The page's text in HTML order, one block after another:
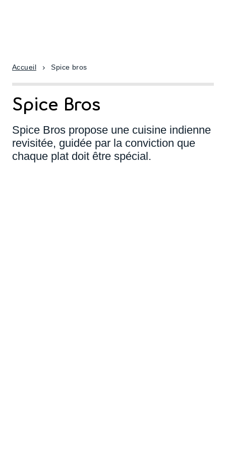
Accueil Spice bros
Spice Bros
Spice Bros propose une cuisine indienne
revisitée, guidée par la conviction que
chaque plat doit être spécial.